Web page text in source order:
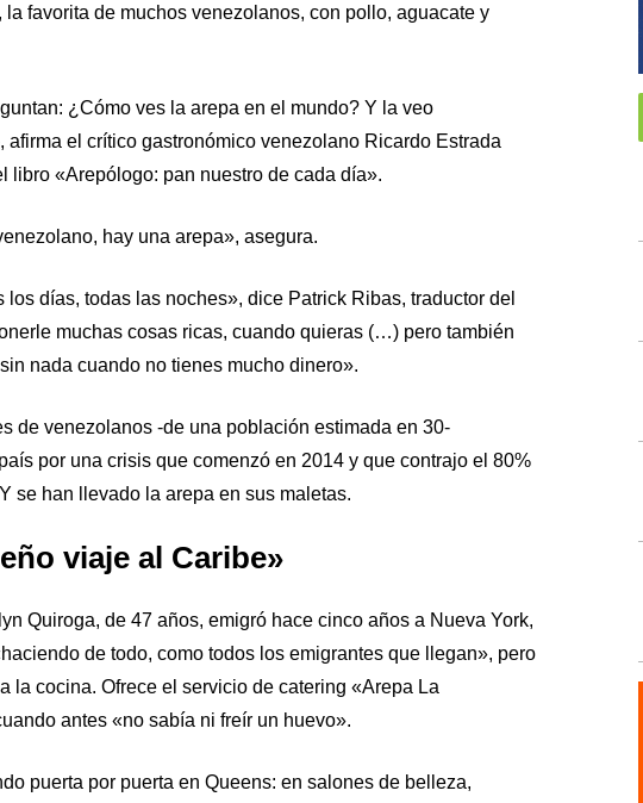
favorita de muchos venezolanos, con pollo, aguacate y
¿Cómo ves la arepa en el mundo? Y la veo
afirma el crítico gastronómico venezolano Ricardo Estrada
libro «Arepólogo: pan nuestro de cada día».
hay una arepa», asegura.
los días, todas las noches», dice Patrick Ribas, traductor del
muchas cosas ricas, cuando quieras (…) pero también
nada cuando no tienes mucho dinero».
de venezolanos -de una población estimada en 30-
por una crisis que comenzó en 2014 y que contrajo el 80%
se han llevado la arepa en sus maletas.
viaje al Caribe»
Quiroga, de 47 años, emigró hace cinco años a Nueva York,
de todo, como todos los emigrantes que llegan», pero
la cocina. Ofrece el servicio de catering «Arepa La
antes «no sabía ni freír un huevo».
puerta por puerta en Queens: en salones de belleza,